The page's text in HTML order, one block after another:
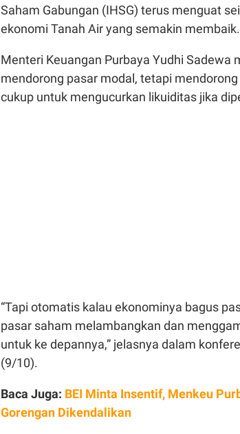
Saham Gabungan (IHSG) terus menguat
ekonomi Tanah Air yang semakin membaik.
Menteri Keuangan Purbaya Yudhi Sadewa
mendorong pasar modal, tetapi
cukup untuk mengucurkan likuiditas jika
“Tapi otomatis kalau ekonominya bagus
pasar saham melambangkan dan
untuk ke depannya,” jelasnya dalam
(9/10).
Baca Juga: BEI Minta Insentif, Menkeu
Gorengan Dikendalikan